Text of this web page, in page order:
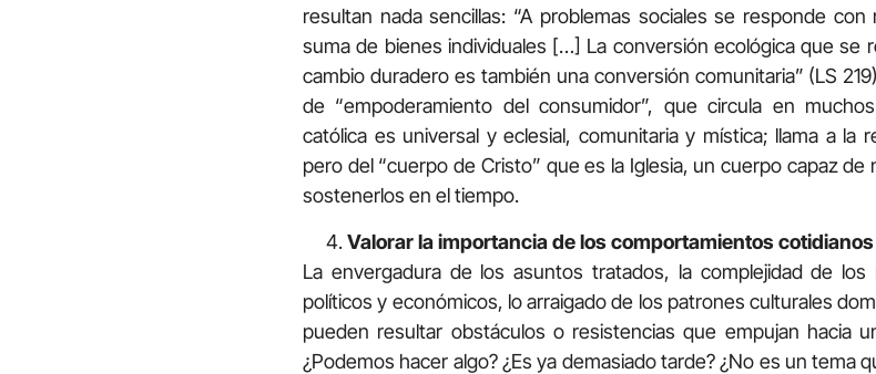
resultan nada sencillas: “A problemas sociales se responde
suma de bienes individuales […] La conversión ecológica que se
cambio duradero es también una conversión comunitaria” (LS
de “empoderamiento del consumidor”, que circula en
católica es universal y eclesial, comunitaria y mística; llama a la
pero del “cuerpo de Cristo” que es la Iglesia, un cuerpo capaz
sostenerlos en el tiempo.
Valorar la importancia de los comportamientos cotidianos
La envergadura de los asuntos tratados, la complejidad de
políticos y económicos, lo arraigado de los patrones culturales
pueden resultar obstáculos o resistencias que empujan hacia
¿Podemos hacer algo? ¿Es ya demasiado tarde? ¿No es un tema